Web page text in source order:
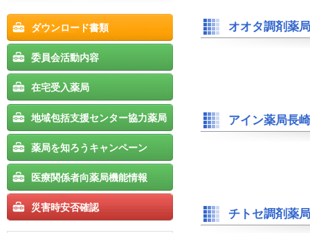
オオタ調剤薬局
アイン薬局長
チトセ調剤薬局
ダウンロード書類
委員会活動内容
在宅受入薬局
地域包括支援センター協力薬局
薬局を知ろうキャンペーン
医療関係者向薬局機能情報
災害時安否確認